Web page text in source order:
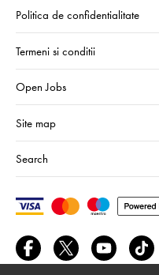
Politica de confidentialitate
Termeni si conditii
Open Jobs
Site map
Search